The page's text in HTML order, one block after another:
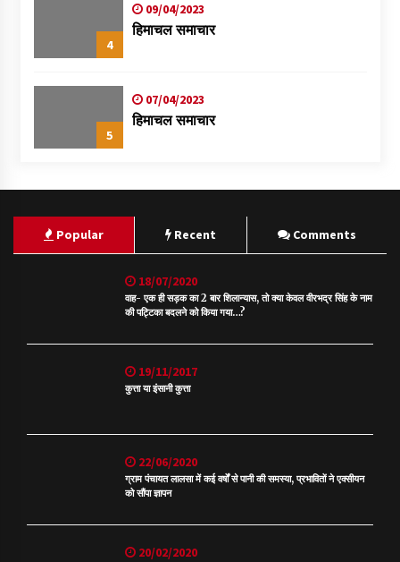
4
09/04/2023
हिमाचल समाचार
5
07/04/2023
हिमाचल समाचार
Popular Recent Comments
18/07/2020
वाह- एक ही सड़क का 2 बार शिलान्यास, तो क्या केवल वीरभद्र सिंह के नाम
की पट्टिका बदलने को किया गया…?
19/11/2017
कुत्ता या इंसानी कुत्ता
22/06/2020
ग्राम पंचायत लालसा में कई वर्षों से पानी की समस्या, प्रभावितों ने एक्सीयन
को सौंपा ज्ञापन
20/02/2020